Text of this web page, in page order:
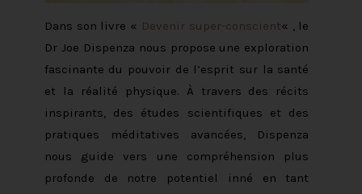
Dans son livre « Devenir super-conscient« , le
Dr Joe Dispenza nous propose une exploration
fascinante du pouvoir de l’esprit sur la santé
et la réalité physique. À travers des récits
inspirants, des études scientifiques et des
pratiques méditatives avancées, Dispenza
nous guide vers une compréhension plus
profonde de notre potentiel inné en tant